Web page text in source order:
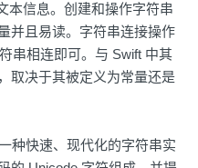
本信息。创建和操作字符串
并且易读。字符串连接操作
串相连即可。与 Swift 中其
取决于其被定义为常量还是
种快速、现代化的字符串实